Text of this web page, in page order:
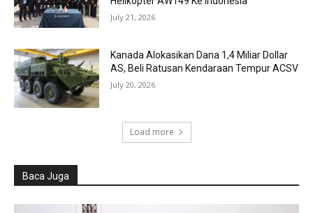
July 21, 2026
Kanada Alokasikan Dana 1,4 Miliar Dollar
AS, Beli Ratusan Kendaraan Tempur ACSV
July 20, 2026
Load more
Baca Juga